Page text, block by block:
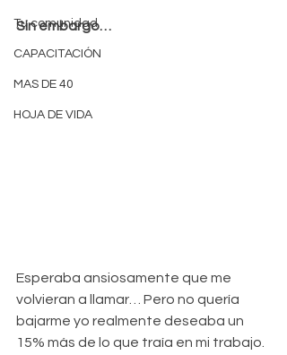
Tu comunidad
CAPACITACIÓN
MAS DE 40
HOJA DE VIDA
Sin embargo…
Esperaba ansiosamente que me
volvieran a llamar… Pero no quería
bajarme yo realmente deseaba un
15% más de lo que traía en mi trabajo.